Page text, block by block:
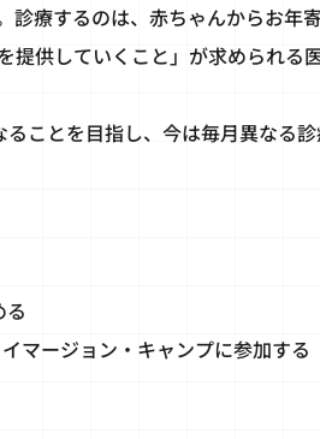
診療するのは、赤ちゃんからお年
供していくこと」が求められる医
ことを目指し、今は毎月異なる
る
マージョン・キャンプに参加する